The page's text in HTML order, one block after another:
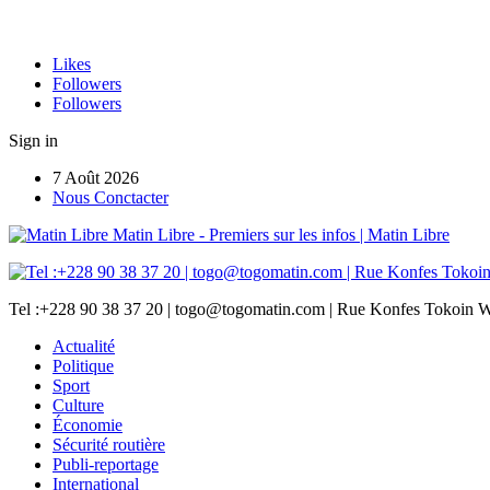
Likes
Followers
Followers
Sign in
7 Août 2026
Nous Conctacter
Matin Libre - Premiers sur les infos | Matin Libre
Tel :+228 90 38 37 20 | togo@togomatin.com | Rue Konfes Tokoin
Actualité
Politique
Sport
Culture
Économie
Sécurité routière
Publi-reportage
International